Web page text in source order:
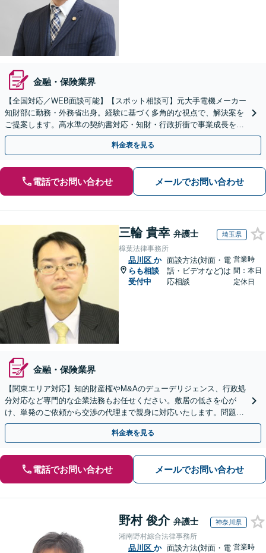
金融・保険業界
【全国対応／WEB面談可能】【スポット相談可】元大手電機メーカー
知財部に勤務・外務省出身。経験に基づく多角的な視点で、解決案を
ご提案します。高水準の契約書対応・知財・行政折衝で事業成長を牽
引いたします。
料金表を見る
電話でお問い合わせ メールでお問い合わせ
三輪 貴幸 弁護士 埼玉県
樟葉法律事務所
品川区 か
らも相談
受付中
面談方法(対面・電
話・ビデオなど)は
応相談
営業時
間：本日
定休日
金融・保険業界
【関東エリア対応】知的財産権やM&Aのデューデリジェンス、行政処
分対応など専門的な企業法務もお任せください。敷居の低さを心が
け、単発のご依頼から交渉の代理まで親身に対応いたします。問題が
複雑化する前に気軽にご相談を【営業時間内初回相談無料】
料金表を見る
電話でお問い合わせ メールでお問い合わせ
野村 俊介 弁護士 神奈川県
湘南野村綜合法律事務所
品川区 か 面談方法(対面・電 営業時